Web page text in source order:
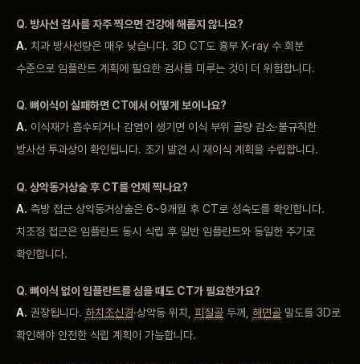
Q. 방사선 검사를자주 찍으면 건강에 해롭지 않나요?
A. 치과 방사선량은 매우 낮습니다. 3D CT도 흉부 X-ray 수 회분
수준으로 임플란트 계획에 필요한 검사를 미루는 것이 더 위험합니다.
Q. 뼈이식이 실패하면 CT에서 어떻게 보이나요?
A. 이식재가 흡수되거나 감염이 생기면 이식 부위 골량 감소·불규칙한
방사선 투과상이 확인됩니다. 조기 발견 시 재이식 계획을 수립합니다.
Q. 상악동거상술 후 CT를 언제 찍나요?
A. 측방 접근 상악동거상술은 6~9개월 후 CT로 성숙도를 확인합니다.
치조정 접근은 임플란트 동시 식립 후 일반 임플란트와 동일한 주기로
확인합니다.
Q. 뼈이식 없이 임플란트를 심을 때도 CT가 필요한가요?
A. 권장됩니다. 하치조신경·상악동 위치, 피질골 두께, 해면골 밀도를 3D로
확인해야 안전한 식립 계획이 가능합니다.